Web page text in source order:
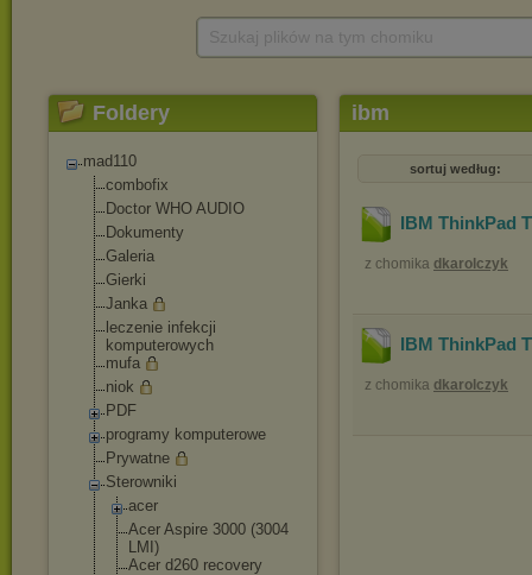
Foldery
mad110
combofix
Doctor WHO AUDIO
Dokumenty
Galeria
Gierki
Janka
leczenie infekcji
komputerowych
mufa
niok
PDF
programy komputerowe
Prywatne
Sterowniki
acer
Acer Aspire 3000 (3004
LMI)
Acer d260 recovery
ibm
sortuj według:
IBM ThinkPad
z chomika dkarolczyk
IBM ThinkPad
z chomika dkarolczyk